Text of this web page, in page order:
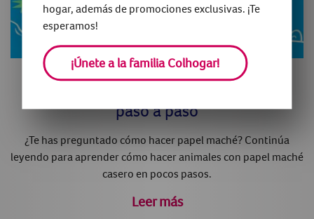
paso a paso
¿Te has preguntado cómo hacer papel maché? Continúa
leyendo para aprender cómo hacer animales con papel maché
casero en pocos pasos.
Leer más
hogar, además de promociones exclusivas. ¡Te
esperamos!
¡Únete a la familia Colhogar!